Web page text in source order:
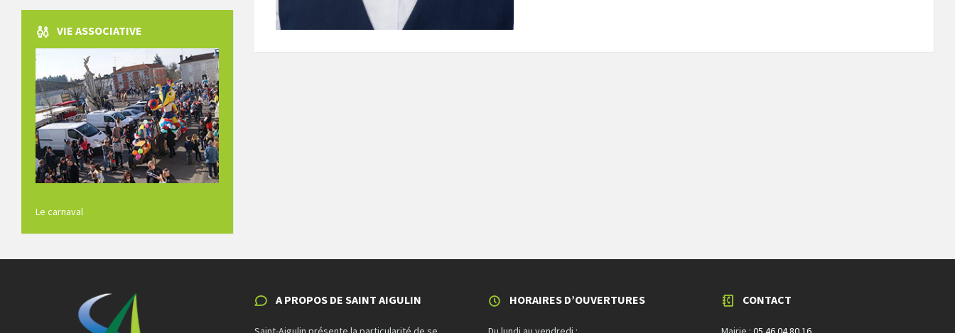
VIE ASSOCIATIVE
Le carnaval
A PROPOS DE SAINT AIGULIN HORAIRES D’OUVERTURES CONTACT